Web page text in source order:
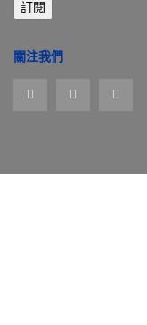
件
址
訂閱
關注我們